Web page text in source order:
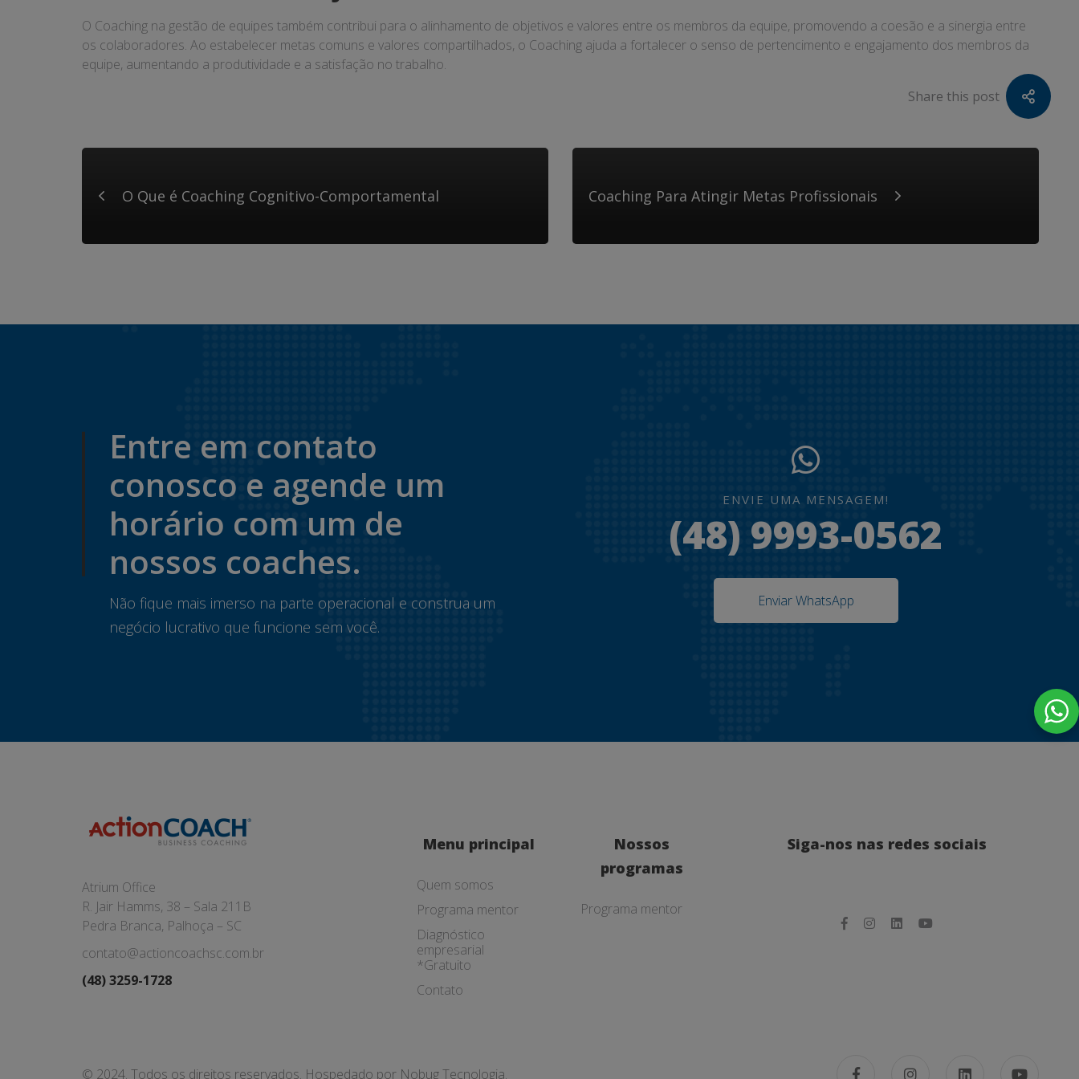
O Coaching na gestão de equipes também contribui para o alinhamento de objetivos e valores entre os membros da equipe, promovendo a coesão e a sinergia entre
os colaboradores. Ao estabelecer metas comuns e valores compartilhados, o Coaching ajuda a fortalecer o senso de pertencimento e engajamento dos membros da
equipe, aumentando a produtividade e a satisfação no trabalho.
Share this post
O Que é Coaching Cognitivo-Comportamental Coaching Para Atingir Metas Profissionais
Entre em contato
conosco e agende um
horário com um de
nossos coaches.
Não fique mais imerso na parte operacional e construa um
negócio lucrativo que funcione sem você.
ENVIE UMA MENSAGEM!
(48) 9993-0562
Enviar WhatsApp
Atrium Office
R. Jair Hamms, 38 – Sala 211B
Pedra Branca, Palhoça – SC
contato@actioncoachsc.com.br
(48) 3259-1728
Menu principal
Quem somos
Programa mentor
Diagnóstico
empresarial
*Gratuito
Contato
Nossos
programas
Programa mentor
Siga-nos nas redes sociais
© 2024. Todos os direitos reservados. Hospedado por Nobug Tecnologia.